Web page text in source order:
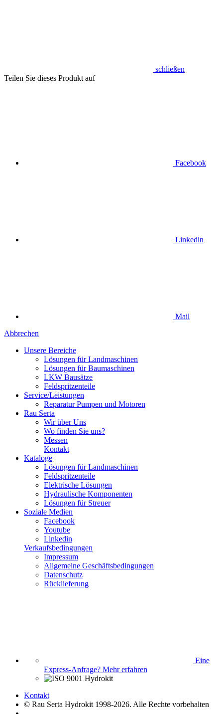
schließen
Teilen Sie dieses Produkt auf
Facebook
Linkedin
Mail
Abbrechen
Unsere Bereiche
Lösungen für Landmaschinen
Lösungen für Baumaschinen
LKW Bausätze
Feldspritzenteile
Service/Leistungen
Reparatur Pumpen und Motoren
Rau Serta
Wir über Uns
Wo finden Sie uns?
Messen
Kontakt
Kataloge
Lösungen für Landmaschinen
Feldspritzenteile
Elektrische Lösungen
Hydraulische Komponenten
Lösungen für Streuer
Soziale Medien
Facebook
Youtube
Linkedin
Verkaufsbedingungen
Impressum
Allgemeine Geschäftsbedingungen
Datenschutz
Rücklieferung
Eine
Express-Anfrage? Mehr erfahren
Kontakt
© Rau Serta Hydrokit 1998-2026. Alle Rechte vorbehalten